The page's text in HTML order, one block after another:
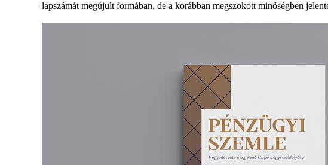
lapszámát megújult formában, de a korábban megszokott minőségben